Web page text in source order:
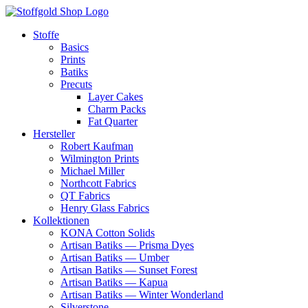
Zum
springenStoffe
Basics
Prints
Batiks
Precuts
Layer Cakes
Charm Packs
Fat Quarter
Hersteller
Robert Kaufman
Wilmington Prints
Michael Miller
Northcott Fabrics
QT Fabrics
Henry Glass Fabrics
Kollektionen
KONA Cotton Solids
Artisan Batiks — Prisma Dyes
Artisan Batiks — Umber
Artisan Batiks — Sunset Forest
Artisan Batiks — Kapua
Artisan Batiks — Winter Wonderland